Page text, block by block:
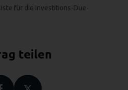
für die Investitions-Due-
teilen